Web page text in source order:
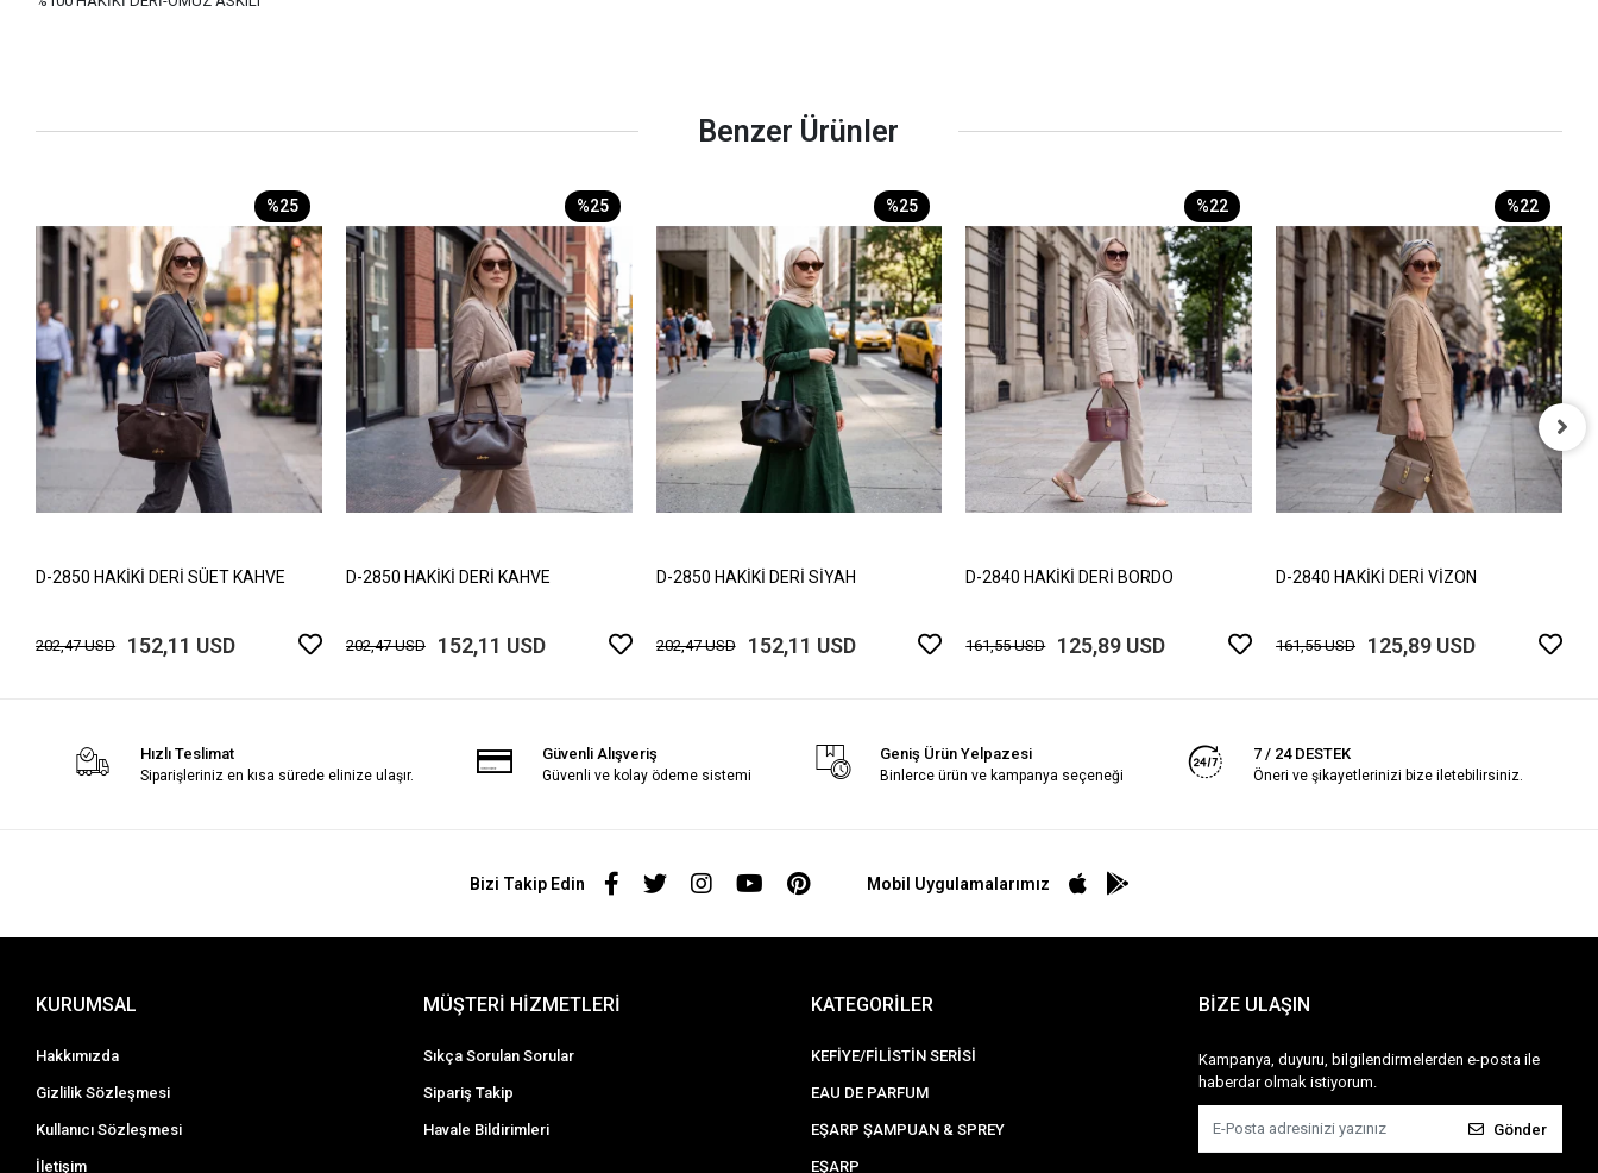
Benzer Ürünler
%25
D-2850 HAKİKİ DERİ SÜET KAHVE
202,47 USD 152,11 USD
%25
D-2850 HAKİKİ DERİ KAHVE
202,47 USD 152,11 USD
%25
D-2850 HAKİKİ DERİ SİYAH
202,47 USD 152,11 USD
%22
D-2840 HAKİKİ DERİ BORDO
161,55 USD 125,89 USD
%22
D-2840 HAKİKİ DERİ VİZON
161,55 USD 125,89 USD
Hızlı Teslimat
Siparişleriniz en kısa sürede elinize ulaşır.
Güvenli Alışveriş
Güvenli ve kolay ödeme sistemi
Geniş Ürün Yelpazesi
Binlerce ürün ve kampanya seçeneği
7 / 24 DESTEK
Öneri ve şikayetlerinizi bize iletebilirsiniz.
Bizi Takip Edin Mobil Uygulamalarımız
KURUMSAL
Hakkımızda
Gizlilik Sözleşmesi
Kullanıcı Sözleşmesi
İletişim
MÜŞTERİ HİZMETLERİ
Sıkça Sorulan Sorular
Sipariş Takip
Havale Bildirimleri
KATEGORİLER
KEFİYE/FİLİSTİN SERİSİ
EAU DE PARFUM
EŞARP ŞAMPUAN & SPREY
EŞARP
BİZE ULAŞIN
Kampanya, duyuru, bilgilendirmelerden e-posta ile
haberdar olmak istiyorum.
Gönder